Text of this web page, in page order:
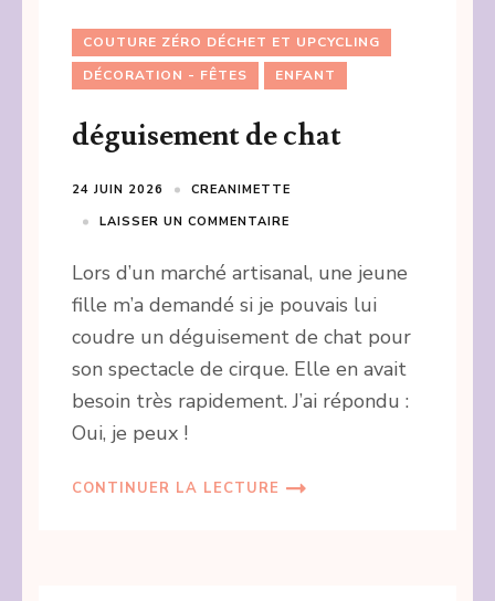
COUTURE ZÉRO DÉCHET ET UPCYCLING
DÉCORATION - FÊTES
ENFANT
déguisement de chat
24 JUIN 2026
CREANIMETTE
LAISSER UN COMMENTAIRE
Lors d’un marché artisanal, une jeune
fille m’a demandé si je pouvais lui
coudre un déguisement de chat pour
son spectacle de cirque. Elle en avait
besoin très rapidement. J’ai répondu :
Oui, je peux !
CONTINUER LA LECTURE